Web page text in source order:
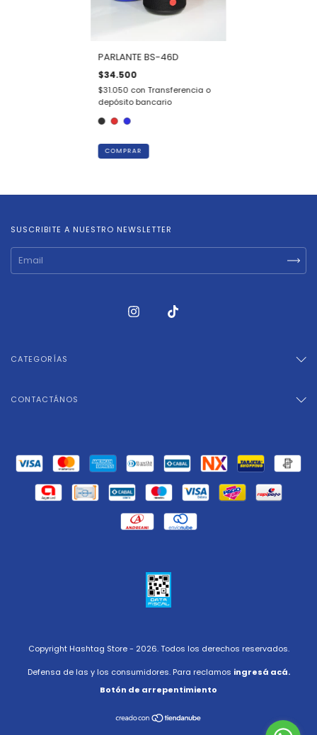
PARLANTE BS-46D
$34.500
$31.050 con Transferencia o
depósito bancario
COMPRAR
SUSCRIBITE A NUESTRO NEWSLETTER
CATEGORÍAS
CONTACTÁNOS
Copyright Hashtag Store - 2026. Todos los derechos reservados.
Defensa de las y los consumidores. Para reclamos ingresá acá.
Botón de arrepentimiento